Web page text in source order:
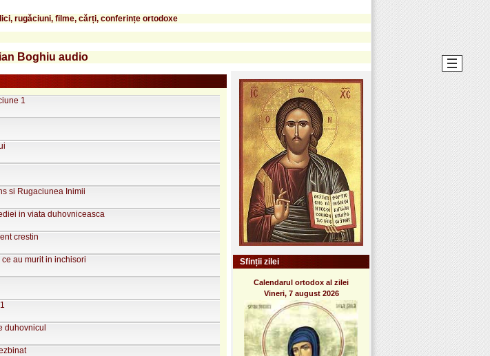
rugăciuni, filme, cărți, conferințe ortodoxe
Boghiu audio
1
si Rugaciunea Inimii
in viata duhovniceasca
crestin
au murit in inchisori
duhovnicul
Sfinții zilei
Calendarul ortodox al zilei
Vineri, 7 august 2026